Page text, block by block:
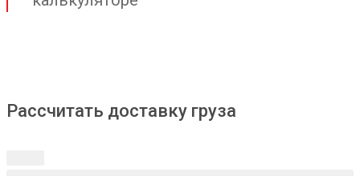
Рассчитать доставку груза